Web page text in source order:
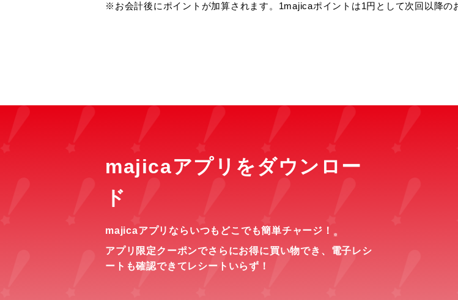
※お会計後にポイントが加算されます。1majicaポイントは1円として次回以降の
majicaアプリをダウンロー
ド
majicaアプリならいつもどこでも簡単チャージ！ ※
アプリ限定クーポンでさらにお得に買い物でき、 電子レシ
ートも確認できてレシートいらず！